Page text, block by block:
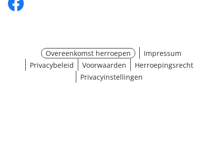
Overeenkomst herroepen
Impressum
Privacybeleid
Voorwaarden
Herroepingsrecht
Privacyinstellingen